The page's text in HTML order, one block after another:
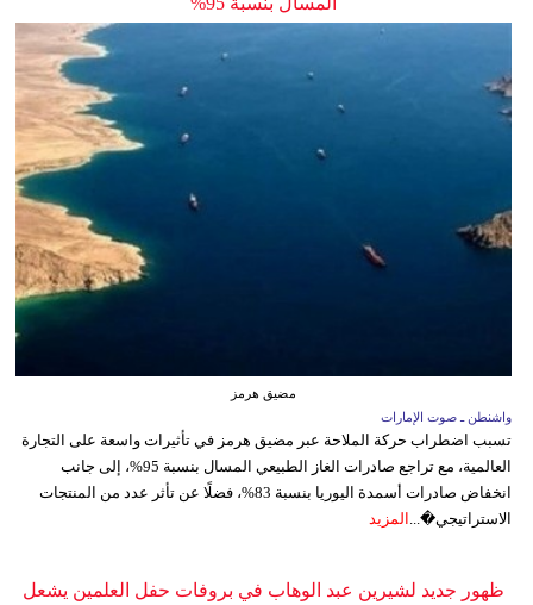
مضيق هرمز
واشنطن ـ صوت الإمارات
تسبب اضطراب حركة الملاحة عبر مضيق هرمز في تأثيرات واسعة على التجارة
العالمية، مع تراجع صادرات الغاز الطبيعي المسال بنسبة 95%، إلى جانب
انخفاض صادرات أسمدة اليوريا بنسبة 83%، فضلًا عن تأثر عدد من المنتجات
الاستراتيجي�... المزيد
ظهور جديد لشيرين عبد الوهاب في بروفات حفل العلمين يشعل